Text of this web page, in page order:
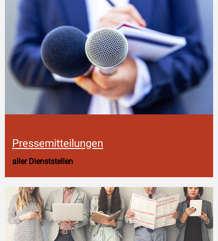
Pressemitteilungen
aller Dienststellen